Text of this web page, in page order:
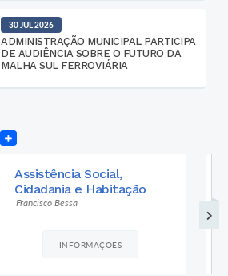
30 JUL 2026
ADMINISTRAÇÃO MUNICIPAL PARTICIPA
DE AUDIÊNCIA SOBRE O FUTURO DA
MALHA SUL FERROVIÁRIA
Assistência Social,
Cidadania e Habitação
Francisco Bessa
INFORMAÇÕES